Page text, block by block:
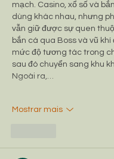
mạch. Casino, xổ số và
dùng khác nhau, nhưng
vẫn giữ được sự quen
bắn cá qua Boss và vũ khí
mức độ tương tác trong
sau đó chuyển sang khu
Ngoài ra,…
Mostrar mais